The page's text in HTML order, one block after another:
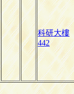
科研大樓
442